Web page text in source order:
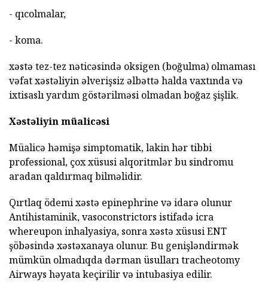
- qıcolmalar,
- koma.
xəstə tez-tez nəticəsində oksigen (boğulma) olmaması
vəfat xəstəliyin əlverişsiz əlbəttə halda vaxtında və
ixtisaslı yardım göstərilməsi olmadan boğaz şişlik.
Xəstəliyin müalicəsi
Müalicə həmişə simptomatik, lakin hər tibbi
professional, çox xüsusi alqoritmlər bu sindromu
aradan qaldırmaq bilməlidir.
Qırtlaq ödemi xəstə epinephrine və idarə olunur
Antihistaminik, vasoconstrictors istifadə icra
whereupon inhalyasiya, sonra xəstə xüsusi ENT
şöbəsində xəstəxanaya olunur. Bu genişləndirmək
mümkün olmadıqda dərman üsulları tracheotomy
Airways həyata keçirilir və intubasiya edilir.